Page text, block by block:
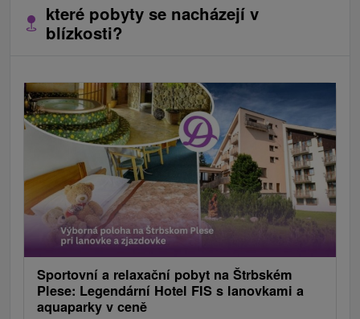
které pobyty se nacházejí v
blízkosti?
Sportovní a relaxační pobyt na Štrbském
Plese: Legendární Hotel FIS s lanovkami a
aquaparky v ceně